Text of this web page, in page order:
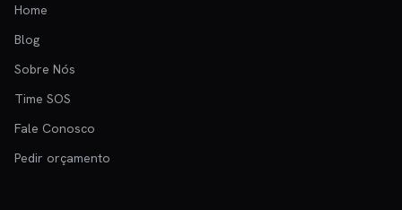
Home
Blog
Sobre Nós
Time SOS
Fale Conosco
Pedir orçamento